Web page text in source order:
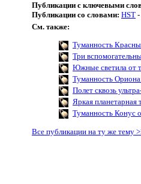
Публикации с ключевыми
Публикации со словами: HST -
См. также:
Туманность
Три
Южные светила от
Туманность
Полет сквозь
Яркая планетарная
Туманность Конус
Все публикации на ту же тему